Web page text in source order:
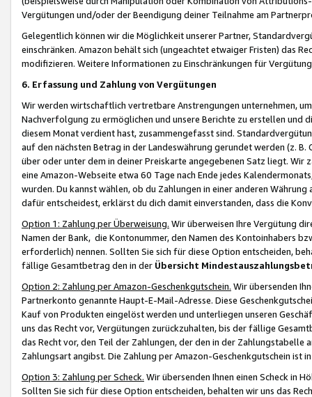
Vergütungen und/oder der Beendigung deiner Teilnahme am
Gelegentlich können wir die Möglichkeit unserer Partner,
einschränken. Amazon behält sich (ungeachtet etwaiger Fristen) das
modifizieren. Weitere Informationen zu Einschränkungen für
6. Erfassung und Zahlung von Vergütungen
Wir werden wirtschaftlich vertretbare Anstrengungen unternehmen,
Nachverfolgung zu ermöglichen und unsere Berichte zu erstellen und
diesem Monat verdient hast, zusammengefasst sind.
auf den nächsten Betrag in der Landeswährung gerundet werden (z.
über oder unter dem in deiner Preiskarte angegebenen Satz liegt.
eine Amazon-Webseite etwa 60 Tage nach Ende jedes
wurden. Du kannst wählen, ob du Zahlungen in einer anderen
dafür entscheidest, erklärst du dich damit einverstanden, dass die
Option 1: Zahlung per Überweisung. Wir überweisen Ihre Vergütung
Namen der Bank, die Kontonummer, den Namen des Kontoinhabers
erforderlich) nennen. Sollten Sie sich für diese Option entscheiden,
fällige Gesamtbetrag den in der Übersicht
Option 2: Zahlung per Amazon-Geschenkgutschein. Wir übersenden
Partnerkonto genannte Haupt-E-Mail-Adresse. Diese
Kauf von Produkten eingelöst werden und unterliegen unseren
uns das Recht vor, Vergütungen zurückzuhalten, bis der fällige
das Recht vor, den Teil der Zahlungen, der den in der
Zahlungsart angibst. Die Zahlung per Amazon-Geschenkgutschein ist
Option 3: Zahlung per Scheck. Wir übersenden Ihnen einen Scheck in
Sollten Sie sich für diese Option entscheiden, behalten wir uns das